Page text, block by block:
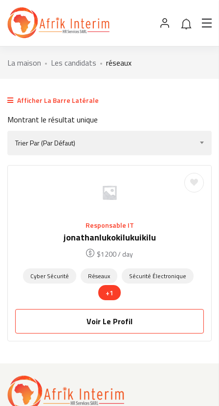
La maison Les candidats réseaux
Afficher La Barre Latérale
Montrant le résultat unique
Trier Par (par Défaut)
Responsable IT
jonathanlukokilukuikilu
$1200/ day
Cyber Sécurité Réseaux Sécurité Électronique
+1
Voir Le Profil